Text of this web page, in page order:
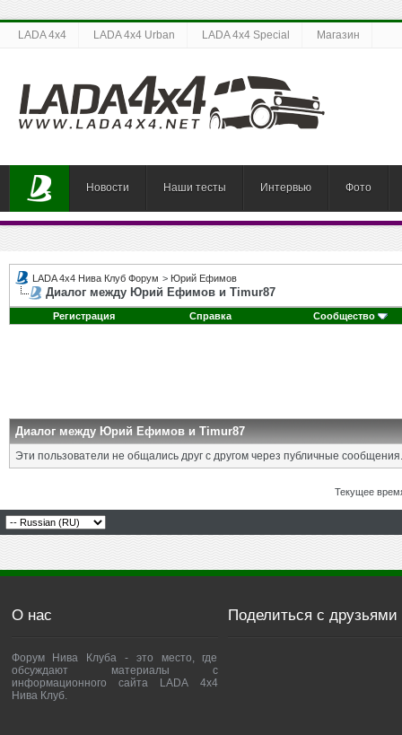
LADA 4x4 LADA 4x4 Urban LADA 4x4 Special Магазин
Новости Наши тесты Интервью Фото
LADA 4x4 Нива Клуб Форум > Юрий Ефимов
Диалог между Юрий Ефимов и Timur87
Регистрация Справка Сообщество
Диалог между Юрий Ефимов и Timur87
Эти пользователи не общались друг с другом через публичные сообщения.
Текущее
О нас
Форум Нива Клуба - это место, где
обсуждают материалы с
информационного сайта LADA 4x4
Нива Клуб.
Поделиться с друзьями